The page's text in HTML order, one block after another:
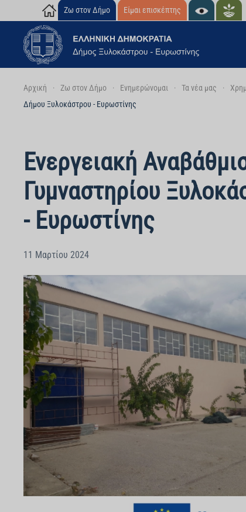
Skip to main content
Ζω στον Δήμο Είμαι επισκέπτης
Αρχική Ζω στον Δήμο Ενημερώνομαι Τα νέα μας
Δήμου Ξυλοκάστρου - Ευρωστίνης
Ενεργειακή
Γυμναστηρίου
- Ευρωστίνης
11 Μαρτίου 2024